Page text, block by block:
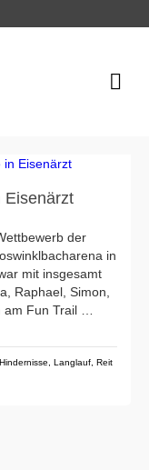
Eisenärzt
der
in
mit insgesamt
Raphael, Simon,
Fun Trail …
Hindernisse Langlauf Reit